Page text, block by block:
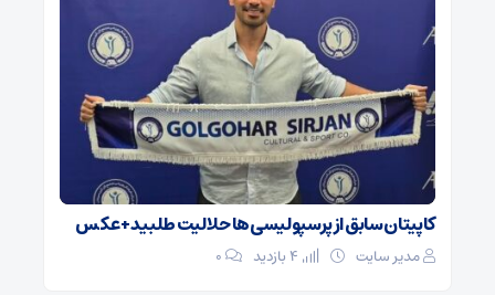
کاپیتان سابق از پرسپولیسی‌ها حلالیت طلبید + عکس
مدیر سایت ۰